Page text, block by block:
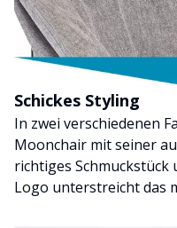
Schickes Styling
In zwei verschiedenen
Moonchair mit seiner
richtiges Schmuckstück
Logo unterstreicht das